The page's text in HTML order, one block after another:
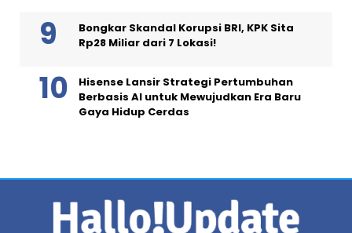
Bongkar Skandal Korupsi BRI, KPK Sita
Rp28 Miliar dari 7 Lokasi!
Hisense Lansir Strategi Pertumbuhan
Berbasis AI untuk Mewujudkan Era Baru
Gaya Hidup Cerdas